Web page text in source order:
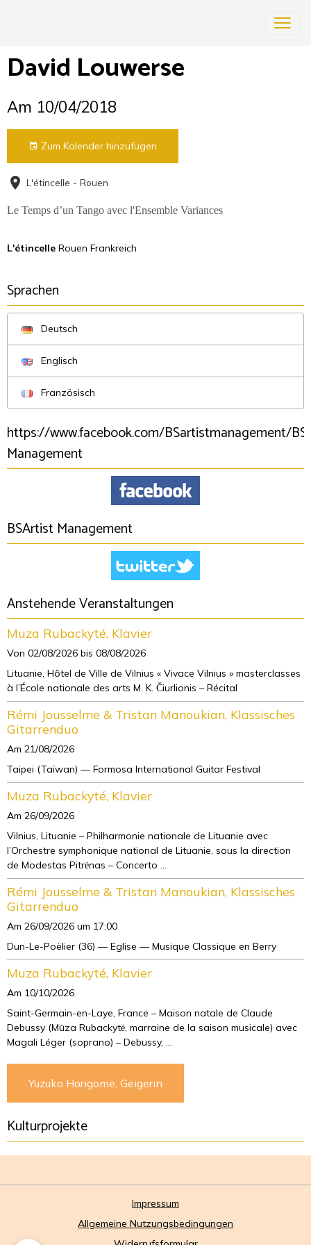
David Louwerse
Am 10/04/2018
Zum Kalender hinzufügen
L'étincelle - Rouen
Le Temps d’un Tango avec l'Ensemble Variances
L'étincelle Rouen Frankreich
Sprachen
Deutsch
Englisch
Französisch
https://www.facebook.com/BSartistmanagement/
Management
BSArtist Management
Anstehende Veranstaltungen
Muza Rubackyté, Klavier
Von 02/08/2026 bis 08/08/2026
Lituanie, Hôtel de Ville de Vilnius « Vivace Vilnius » masterclasses
à l’École nationale des arts M. K. Čiurlionis – Récital
Rémi Jousselme & Tristan Manoukian, Klassisches
Gitarrenduo
Am 21/08/2026
Taipei (Taïwan) — Formosa International Guitar Festival
Muza Rubackyté, Klavier
Am 26/09/2026
Vilnius, Lituanie – Philharmonie nationale de Lituanie avec
l’Orchestre symphonique national de Lituanie, sous la direction
de Modestas Pitrėnas – Concerto ...
Rémi Jousselme & Tristan Manoukian, Klassisches
Gitarrenduo
Am 26/09/2026 um 17:00
Dun-Le-Poëlier (36) — Eglise — Musique Classique en Berry
Muza Rubackyté, Klavier
Am 10/10/2026
Saint-Germain-en-Laye, France – Maison natale de Claude
Debussy (Mūza Rubackytė, marraine de la saison musicale) avec
Magali Léger (soprano) – Debussy, ...
Yuzuko Horigome, Geigerin
Kulturprojekte
Impressum
Allgemeine Nutzungsbedingungen